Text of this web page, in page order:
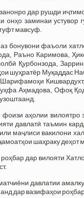
дар рушди
онҳо заминаи
мавсуф.
бонувони фаъоли
Раъно Каримова,
Қурбонзода,
шуҳратёр Муқаддас
Аҳмадова, Офоқ
фоизи аҳолии
давлатӣ таъмин
маҷлиси вакилони
шаҳраку деҳот
дар вилояти
давлатии
дар вазифаҳои